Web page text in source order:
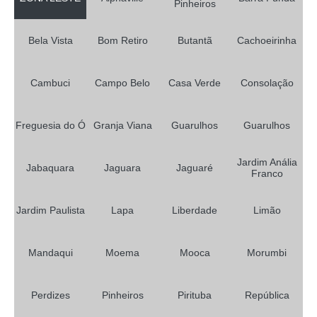
empresa que faz serviços de foto lembrança Jardim Renata
valor de fotos de lembrancinhas de casamento Benvira
empresa que faz fotos de lembrança de casamento Santo Antônio
foto lembrança de casamento preço Monte Mor
Pinheiros
Bela Vista Bom Retiro Butantã Cachoeirinha
Cambuci Campo Belo Casa Verde Consolação
Freguesia do Ó Granja Viana Guarulhos Guarulhos
Jabaquara Jaguara Jaguaré
Jardim Anália
Franco
Jardim Paulista Lapa Liberdade Limão
Mandaqui Moema Mooca Morumbi
Perdizes Pinheiros Pirituba República